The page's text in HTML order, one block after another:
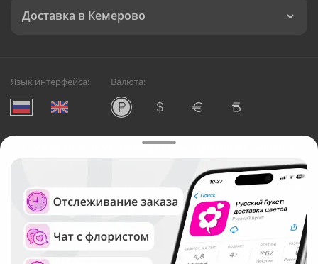
Доставка в Кемерово
Язык интерфейса: Валюта:
Служба круглосуточной доставки цветов в Кемерово
Русский Букет, 2026
Общество с ограниченной ответственностью «Технология»
ОГРН: 1195476081745, ИНН: 5410081997
Юридический адрес: г. Новосибирск, ул. Ипподромская,
д.42, оф. 3